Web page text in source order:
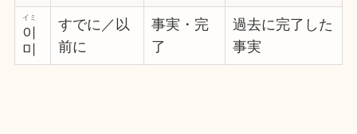
이
미
イミ
すでに／以
前に
事実・完
了
過去に完了した
事実